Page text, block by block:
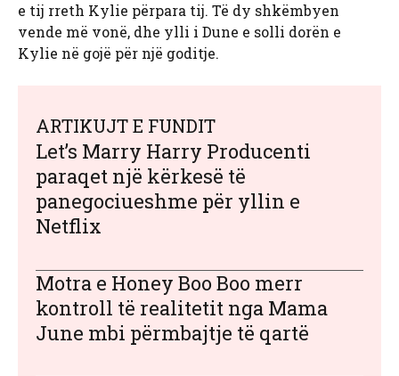
e tij rreth Kylie përpara tij. Të dy shkëmbyen
vende më vonë, dhe ylli i Dune e solli dorën e
Kylie në gojë për një goditje.
ARTIKUJT E FUNDIT
Let’s Marry Harry Producenti
paraqet një kërkesë të
panegociueshme për yllin e
Netflix
Motra e Honey Boo Boo merr
kontroll të realitetit nga Mama
June mbi përmbajtje të qartë